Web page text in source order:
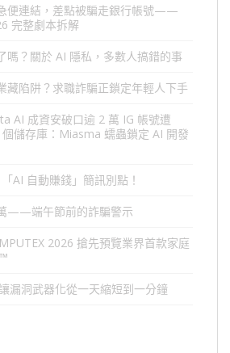
便連結，差點被騙走銀行帳號——
完整劇本拆解
嗎？關於 AI 隱私，多數人搞錯的事
藏陷阱？求職詐騙正鎖定年輕人下手
AI 成資安破口逾 2 萬 IG 帳號遭
儲存庫：Miasma 蠕蟲鎖定 AI 開發
AI 自動賺錢」簡訊別點！
——端午節前的詐騙警示
2026 搶先預覽業界首款家庭
漏洞武器化從一天縮短到一分鐘